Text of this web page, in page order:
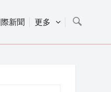
際新聞 更多